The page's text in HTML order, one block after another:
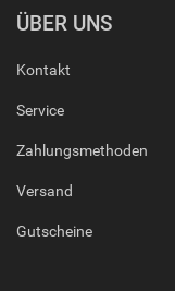
ÜBER UNS
Kontakt
Service
Zahlungsmethoden
Versand
Gutscheine